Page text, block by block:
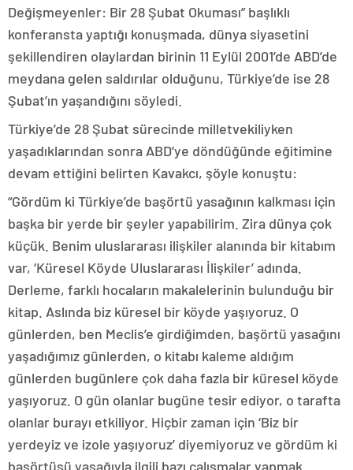
Değişmeyenler: Bir 28 Şubat Okuması” başlıklı
konferansta yaptığı konuşmada, dünya siyasetini
şekillendiren olaylardan birinin 11 Eylül 2001’de ABD’de
meydana gelen saldırılar olduğunu, Türkiye’de ise 28
Şubat’ın yaşandığını söyledi.
Türkiye’de 28 Şubat sürecinde milletvekiliyken
yaşadıklarından sonra ABD’ye döndüğünde eğitimine
devam ettiğini belirten Kavakcı, şöyle konuştu:
“Gördüm ki Türkiye’de başörtü yasağının kalkması için
başka bir yerde bir şeyler yapabilirim. Zira dünya çok
küçük. Benim uluslararası ilişkiler alanında bir kitabım
var, ‘Küresel Köyde Uluslararası İlişkiler’ adında.
Derleme, farklı hocaların makalelerinin bulunduğu bir
kitap. Aslında biz küresel bir köyde yaşıyoruz. O
günlerden, ben Meclis’e girdiğimden, başörtü yasağını
yaşadığımız günlerden, o kitabı kaleme aldığım
günlerden bugünlere çok daha fazla bir küresel köyde
yaşıyoruz. O gün olanlar bugüne tesir ediyor, o tarafta
olanlar burayı etkiliyor. Hiçbir zaman için ‘Biz bir
yerdeyiz ve izole yaşıyoruz’ diyemiyoruz ve gördüm ki
başörtüsü yasağıyla ilgili bazı çalışmalar yapmak